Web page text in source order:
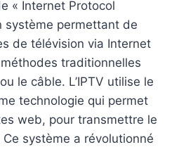
« Internet Protocol
système permettant de
de télévision via Internet
traditionnelles
le câble. L’IPTV utilise le
technologie qui permet
web, pour transmettre le
système a révolutionné